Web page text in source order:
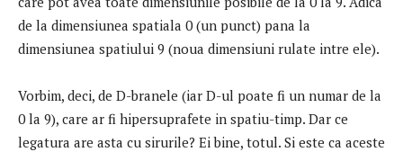
de la dimensiunea spatiala 0 (un punct) pana la
dimensiunea spatiului 9 (noua dimensiuni rulate intre ele).
Vorbim, deci, de D-branele (iar D-ul poate fi un numar de la
0 la 9), care ar fi hipersuprafete in spatiu-timp. Dar ce
legatura are asta cu sirurile? Ei bine, totul. Si este ca aceste